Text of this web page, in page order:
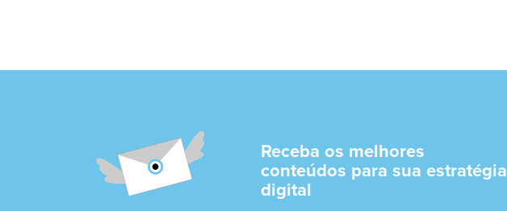
Receba os melhores
conteúdos para sua estratégia
digital